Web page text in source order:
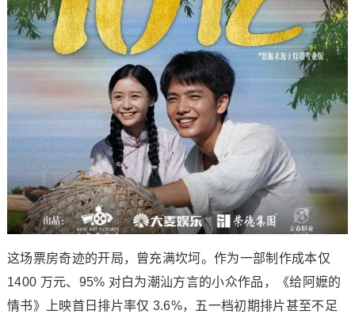
这场票房奇迹的开局，曾充满坎坷。作为一部制作成本仅
1400 万元、95% 对白为潮汕方言的小众作品，《给阿嬷的
情书》上映首日排片率仅 3.6%，五一档初期排片甚至不足